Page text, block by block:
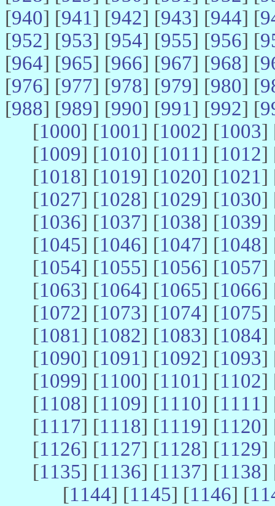
[940] [941] [942] [943] [944] [
[952] [953] [954] [955] [956] [
[964] [965] [966] [967] [968] [
[976] [977] [978] [979] [980] [
[988] [989] [990] [991] [992] [
[1000] [1001] [1002] [1003]
[1009] [1010] [1011] [1012]
[1018] [1019] [1020] [1021]
[1027] [1028] [1029] [1030]
[1036] [1037] [1038] [1039]
[1045] [1046] [1047] [1048]
[1054] [1055] [1056] [1057]
[1063] [1064] [1065] [1066]
[1072] [1073] [1074] [1075]
[1081] [1082] [1083] [1084]
[1090] [1091] [1092] [1093]
[1099] [1100] [1101] [1102]
[1108] [1109] [1110] [1111]
[1117] [1118] [1119] [1120]
[1126] [1127] [1128] [1129]
[1135] [1136] [1137] [1138]
[1144] [1145] [1146] [